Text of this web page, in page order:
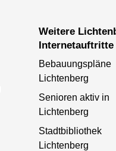
Weitere Lichtenberger
Internetauftritte
Bebauungspläne
Lichtenberg
Senioren aktiv in
Lichtenberg
Stadtbibliothek
Lichtenberg